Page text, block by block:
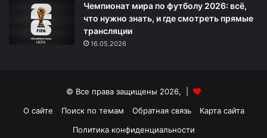
Чемпионат мира по футболу 2026: всё,
что нужно знать, и где смотреть прямые
трансляции
16.05.2026
© Все права защищены 2026, |
О сайте
Поиск по темам Обратная связь
Карта сайта
Политика конфиденциальности